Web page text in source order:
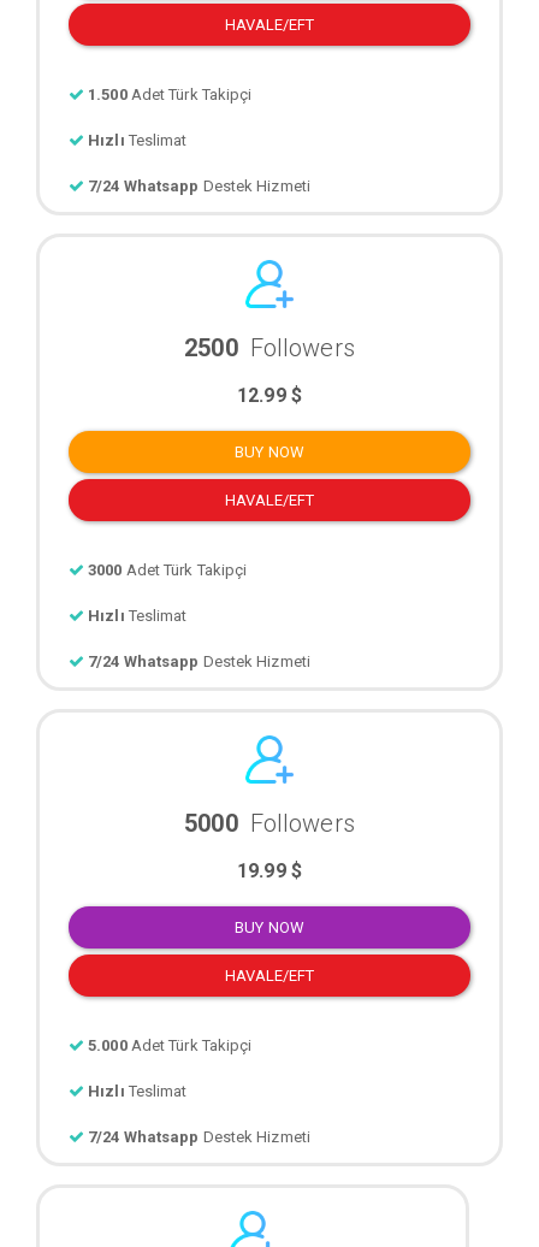
HAVALE/EFT
1.500 Adet Türk Takipçi
Hızlı Teslimat
7/24 Whatsapp Destek Hizmeti
2500 Followers
12.99 $
BUY NOW
HAVALE/EFT
3000 Adet Türk Takipçi
Hızlı Teslimat
7/24 Whatsapp Destek Hizmeti
5000 Followers
19.99 $
BUY NOW
HAVALE/EFT
5.000 Adet Türk Takipçi
Hızlı Teslimat
7/24 Whatsapp Destek Hizmeti